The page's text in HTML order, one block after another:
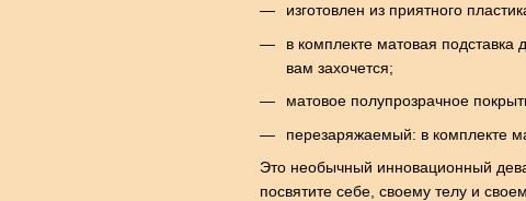
изготовлен из приятного
в комплекте матовая подставка
вам захочется;
матовое полупрозрачное
перезаряжаемый: в комплекте
Это необычный инновационный
посвятите себе, своему телу и